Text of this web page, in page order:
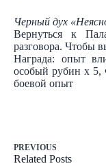
Черный дух
Вернуться к
разговора. Чтобы
Награда: опыт
особый рубин х 5,
боевой опыт
PREVIOUS
Related Posts